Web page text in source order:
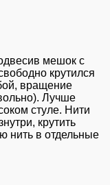
мешок с
крутился
вращение
Лучше
стуле. Нити
крутить
нить в отдельные